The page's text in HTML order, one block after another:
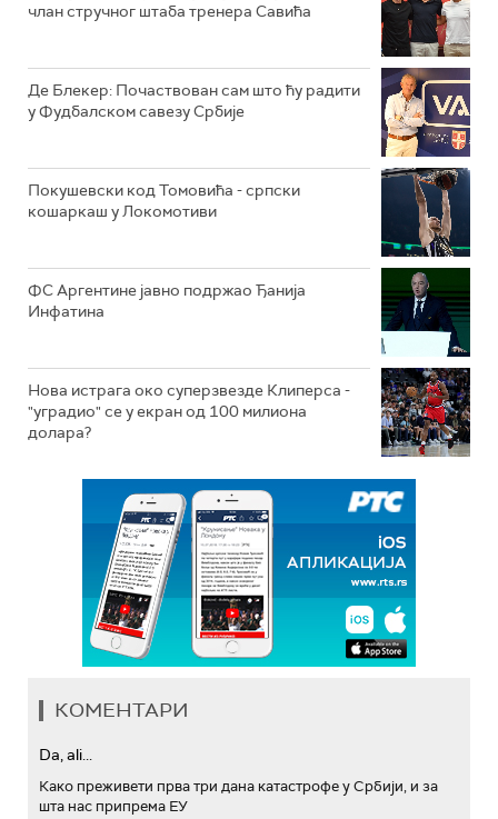
члан стручног штаба тренера Савића
Де Блекер: Почаствован сам што ћу радити
у Фудбалском савезу Србије
Покушевски код Томовића - српски
кошаркаш у Локомотиви
ФС Аргентине јавно подржао Ђанија
Инфатина
Нова истрага око суперзвезде Клиперса -
"уградио" се у екран од 100 милиона
долара?
КОМЕНТАРИ
Da, ali...
Како преживети прва три дана катастрофе у Србији, и за
шта нас припрема ЕУ